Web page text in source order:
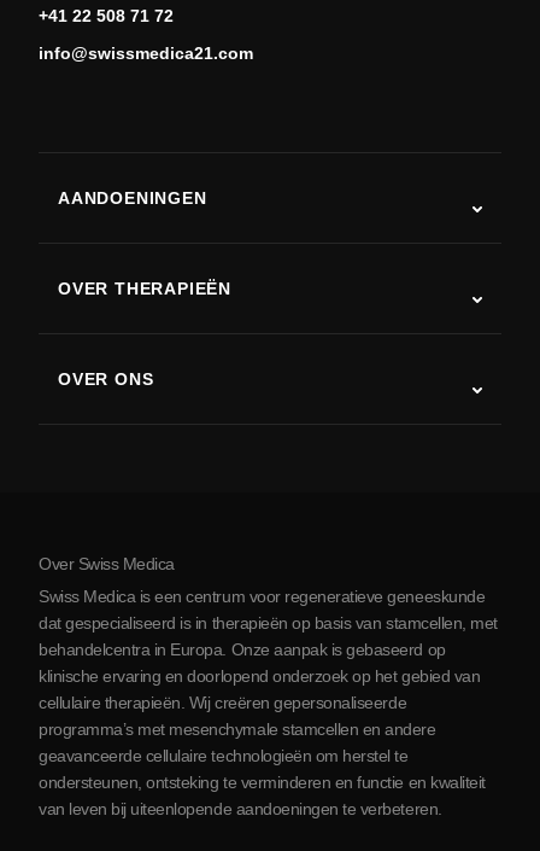
+41 22 508 71 72
info@swissmedica21.com
AANDOENINGEN
Ziekte van Parkinson
Artritis
OVER THERAPIEËN
OVER ONS
Over Servië
Partnerschap
Contact opnemen
Over Swiss Medica
Swiss Medica is een centrum voor regeneratieve geneeskunde
dat gespecialiseerd is in therapieën op basis van stamcellen, met
behandelcentra in Europa. Onze aanpak is gebaseerd op
klinische ervaring en doorlopend onderzoek op het gebied van
cellulaire therapieën. Wij creëren gepersonaliseerde
programma’s met mesenchymale stamcellen en andere
geavanceerde cellulaire technologieën om herstel te
ondersteunen, ontsteking te verminderen en functie en kwaliteit
van leven bij uiteenlopende aandoeningen te verbeteren.